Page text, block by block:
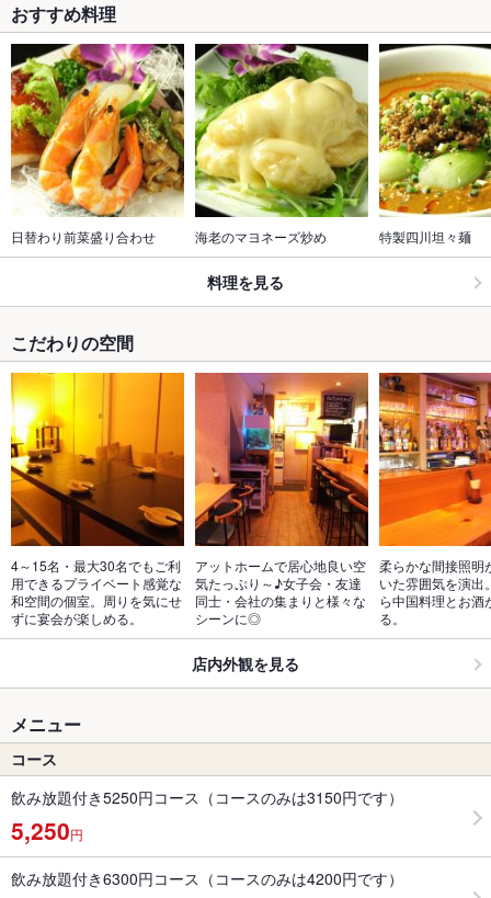
おすすめ料理
日替わり前菜盛り合わせ 海老のマヨネーズ炒め 特製四川坦々麺
料理を見る
こだわりの空間
4～15名・最大30名でもご利
用できるプライベート感覚な
和空間の個室。周りを気にせ
ずに宴会が楽しめる。
アットホームで居心地良い空
気たっぷり～♪女子会・友達
同士・会社の集まりと様々な
シーンに◎
柔らかな間接照明
いた雰囲気を演出
ら中国料理とお酒
る。
店内外観を見る
メニュー
コース
飲み放題付き5250円コース（コースのみは3150円です）
5,250円
飲み放題付き6300円コース（コースのみは4200円です）